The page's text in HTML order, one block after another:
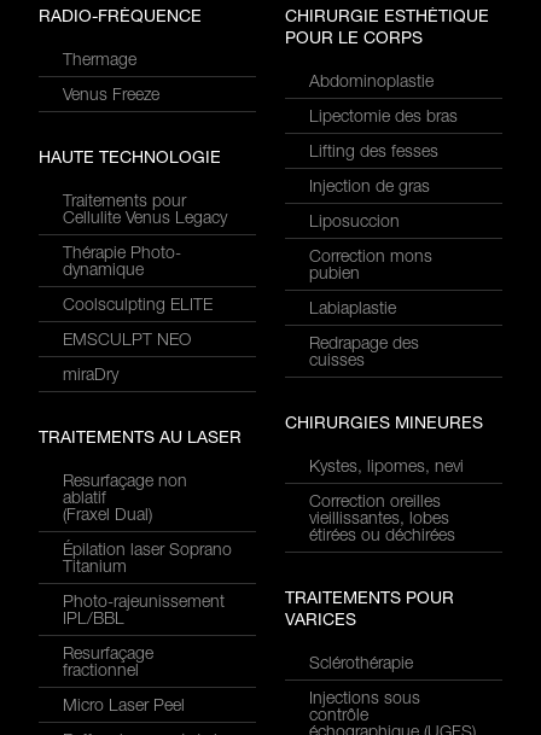
RADIO-FRÉQUENCE
Thermage
Venus Freeze
HAUTE TECHNOLOGIE
Traitements pour
Cellulite Venus Legacy
Thérapie Photo-
dynamique
Coolsculpting ELITE
EMSCULPT NEO
miraDry
TRAITEMENTS AU LASER
Resurfaçage non
ablatif
(Fraxel Dual)
Épilation laser Soprano
Titanium
Photo-rajeunissement
IPL/BBL
Resurfaçage
fractionnel
Micro Laser Peel
CHIRURGIE ESTHÉTIQUE
POUR LE CORPS
Abdominoplastie
Lipectomie des bras
Lifting des fesses
Injection de gras
Liposuccion
Correction mons
pubien
Labiaplastie
Redrapage des
cuisses
CHIRURGIES MINEURES
Kystes, lipomes, nevi
Correction oreilles
vieillissantes, lobes
étirées ou déchirées
TRAITEMENTS POUR
VARICES
Sclérothérapie
Injections sous
contrôle